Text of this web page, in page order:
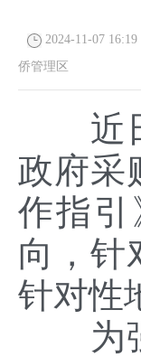
2024-11-07 16:19
侨管理区
近日
政府采
作指引
向，针
针对性
为强